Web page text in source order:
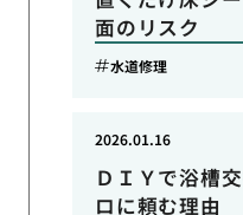
面のリスク
水道修理
ＤＩＹで浴槽
ロに頼む理由
2026.01.16